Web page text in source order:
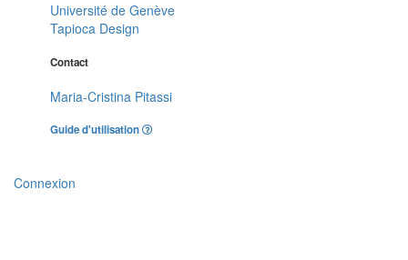
Université de Genève
Tapioca Design
Contact
Maria-Cristina Pitassi
Guide d'utilisation
Connexion